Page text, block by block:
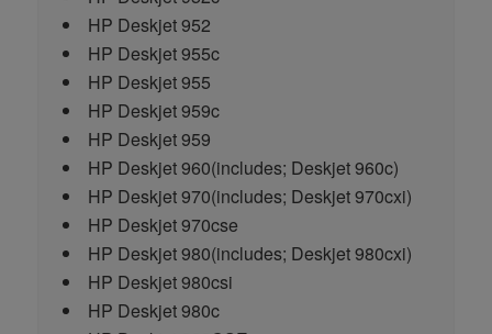
HP Deskjet 952
HP Deskjet 955c
HP Deskjet 955
HP Deskjet 959c
HP Deskjet 959
HP Deskjet 960(includes; Deskjet 960c)
HP Deskjet 970(includes; Deskjet 970cxi)
HP Deskjet 970cse
HP Deskjet 980(includes; Deskjet 980cxi)
HP Deskjet 980csi
HP Deskjet 980c